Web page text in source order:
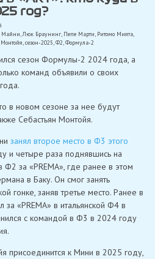
год?
Майни,Люк Браунинг, Пепе Марти, Ритомо Мията
Монтойя,сезон-2025,Ф2,Формула-2
сезон Формулы-2 2024 года, а
команд объявили о своих
в новом сезоне за нее будут
Себастьян Монтойя.
занял второе место в Ф3 этого
и четыре раза поднявшись на
за «PREMA», где ранее в этом
в Баку. Он смог занять
гонке, заняв третье место. Ранее в
«PREMA» в итальянской Ф4 в
с командой в Ф3 в 2024 году
присоединится к Мини в 2025 году,